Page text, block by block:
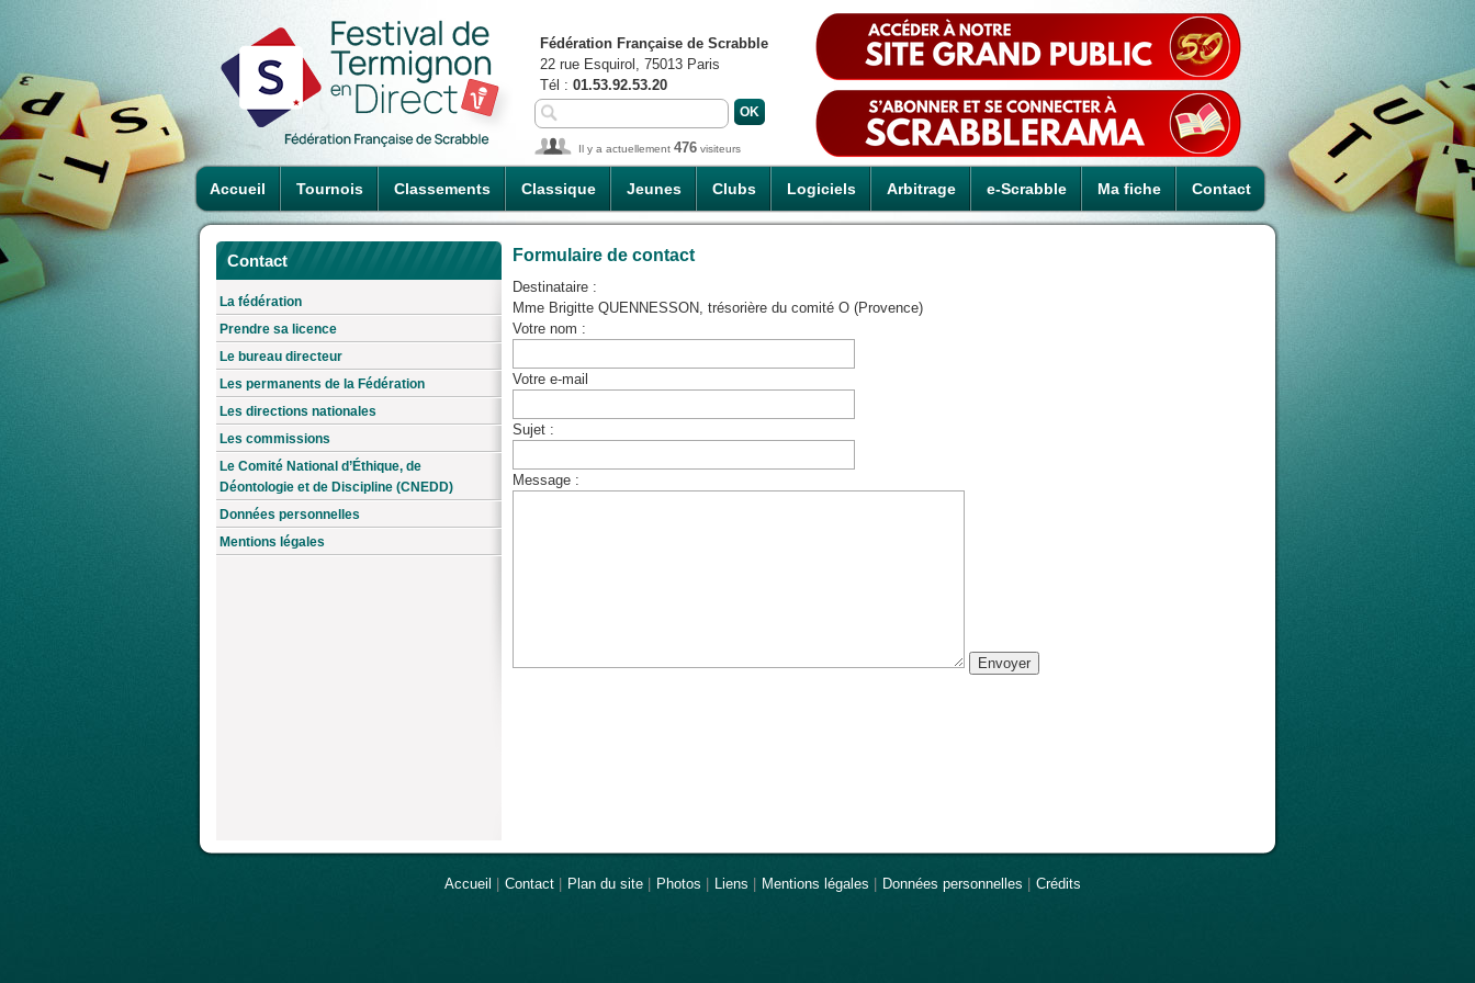
Accueil Tournois Classements Classique Jeunes Clubs Logiciels Arbitrage e-Scrabble Ma fiche Contact
Fédération Française de Scrabble
22 rue Esquirol, 75013 Paris
Tél : 01.53.92.53.20
Il y a actuellement 476 visiteurs
Contact
La fédération
Prendre sa licence
Le bureau directeur
Les permanents de la Fédération
Les directions nationales
Les commissions
Le Comité National d’Éthique, de
Déontologie et de Discipline (CNEDD)
Données personnelles
Mentions légales
Formulaire de contact
Destinataire :
Mme Brigitte QUENNESSON, trésorière du comité O (Provence)
Votre nom :
Votre e-mail
Sujet :
Message :
Accueil Contact Plan du site Photos Liens Mentions légales Données personnelles Crédits